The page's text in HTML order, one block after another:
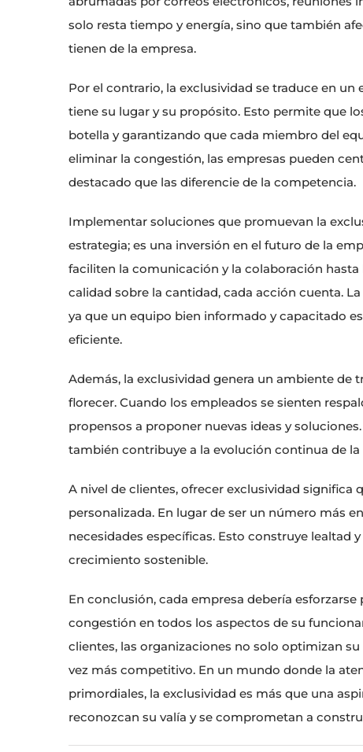
solo resta tiempo y energía, sino que también
tienen de la empresa.
Por el contrario, la exclusividad se traduce en
tiene su lugar y su propósito. Esto permite que
botella y garantizando que cada miembro del
eliminar la congestión, las empresas pueden
destacado que las diferencie de la competencia.
Implementar soluciones que promuevan la
estrategia; es una inversión en el futuro de la
faciliten la comunicación y la colaboración
calidad sobre la cantidad, cada acción cuenta.
ya que un equipo bien informado y capacitado
eficiente.
Además, la exclusividad genera un ambiente
florecer. Cuando los empleados se sienten
propensos a proponer nuevas ideas y
también contribuye a la evolución continua de la
A nivel de clientes, ofrecer exclusividad significa
personalizada. En lugar de ser un número más
necesidades específicas. Esto construye lealtad
crecimiento sostenible.
En conclusión, cada empresa debería
congestión en todos los aspectos de su
clientes, las organizaciones no solo optimizan
vez más competitivo. En un mundo donde la
primordiales, la exclusividad es más que una
reconozcan su valía y se comprometan a